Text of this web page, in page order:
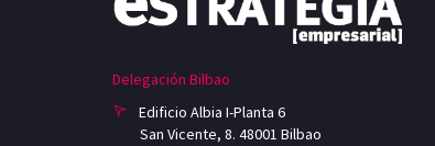
Delegación Bilbao
Edificio Albia I-Planta 6
San Vicente, 8. 48001 Bilbao